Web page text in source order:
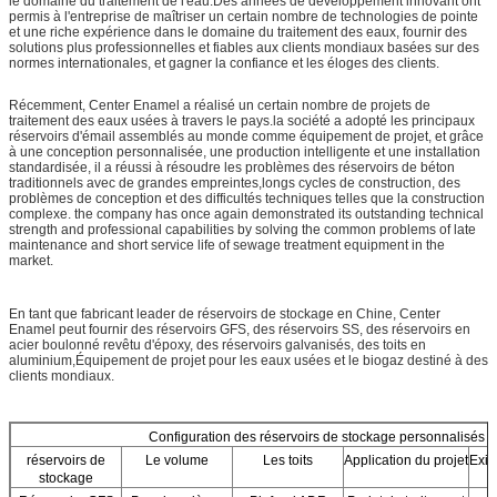
permis à l'entreprise de maîtriser un certain nombre de technologies de pointe
et une riche expérience dans le domaine du traitement des eaux, fournir des
solutions plus professionnelles et fiables aux clients mondiaux basées sur des
normes internationales, et gagner la confiance et les éloges des clients.
Récemment, Center Enamel a réalisé un certain nombre de projets de
traitement des eaux usées à travers le pays.la société a adopté les principaux
réservoirs d'émail assemblés au monde comme équipement de projet, et grâce
à une conception personnalisée, une production intelligente et une installation
standardisée, il a réussi à résoudre les problèmes des réservoirs de béton
traditionnels avec de grandes empreintes,longs cycles de construction, des
problèmes de conception et des difficultés techniques telles que la construction
complexe. the company has once again demonstrated its outstanding technical
strength and professional capabilities by solving the common problems of late
maintenance and short service life of sewage treatment equipment in the
market.
En tant que fabricant leader de réservoirs de stockage en Chine, Center
Enamel peut fournir des réservoirs GFS, des réservoirs SS, des réservoirs en
acier boulonné revêtu d'époxy, des réservoirs galvanisés, des toits en
aluminium,Équipement de projet pour les eaux usées et le biogaz destiné à des
clients mondiaux.
Configuration des réservoirs de stockage personnalisés
réservoirs de
stockage
Le volume Les toits Application du projet